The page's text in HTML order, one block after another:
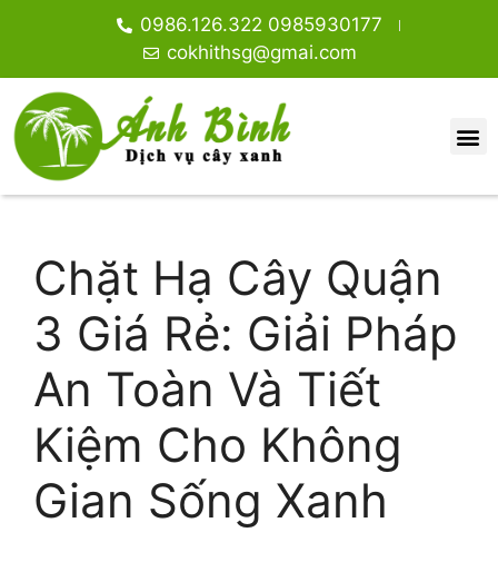
0986.126.322 0985930177
cokhithsg@gmai.com
Chặt Hạ Cây Quận
3 Giá Rẻ: Giải Pháp
An Toàn Và Tiết
Kiệm Cho Không
Gian Sống Xanh